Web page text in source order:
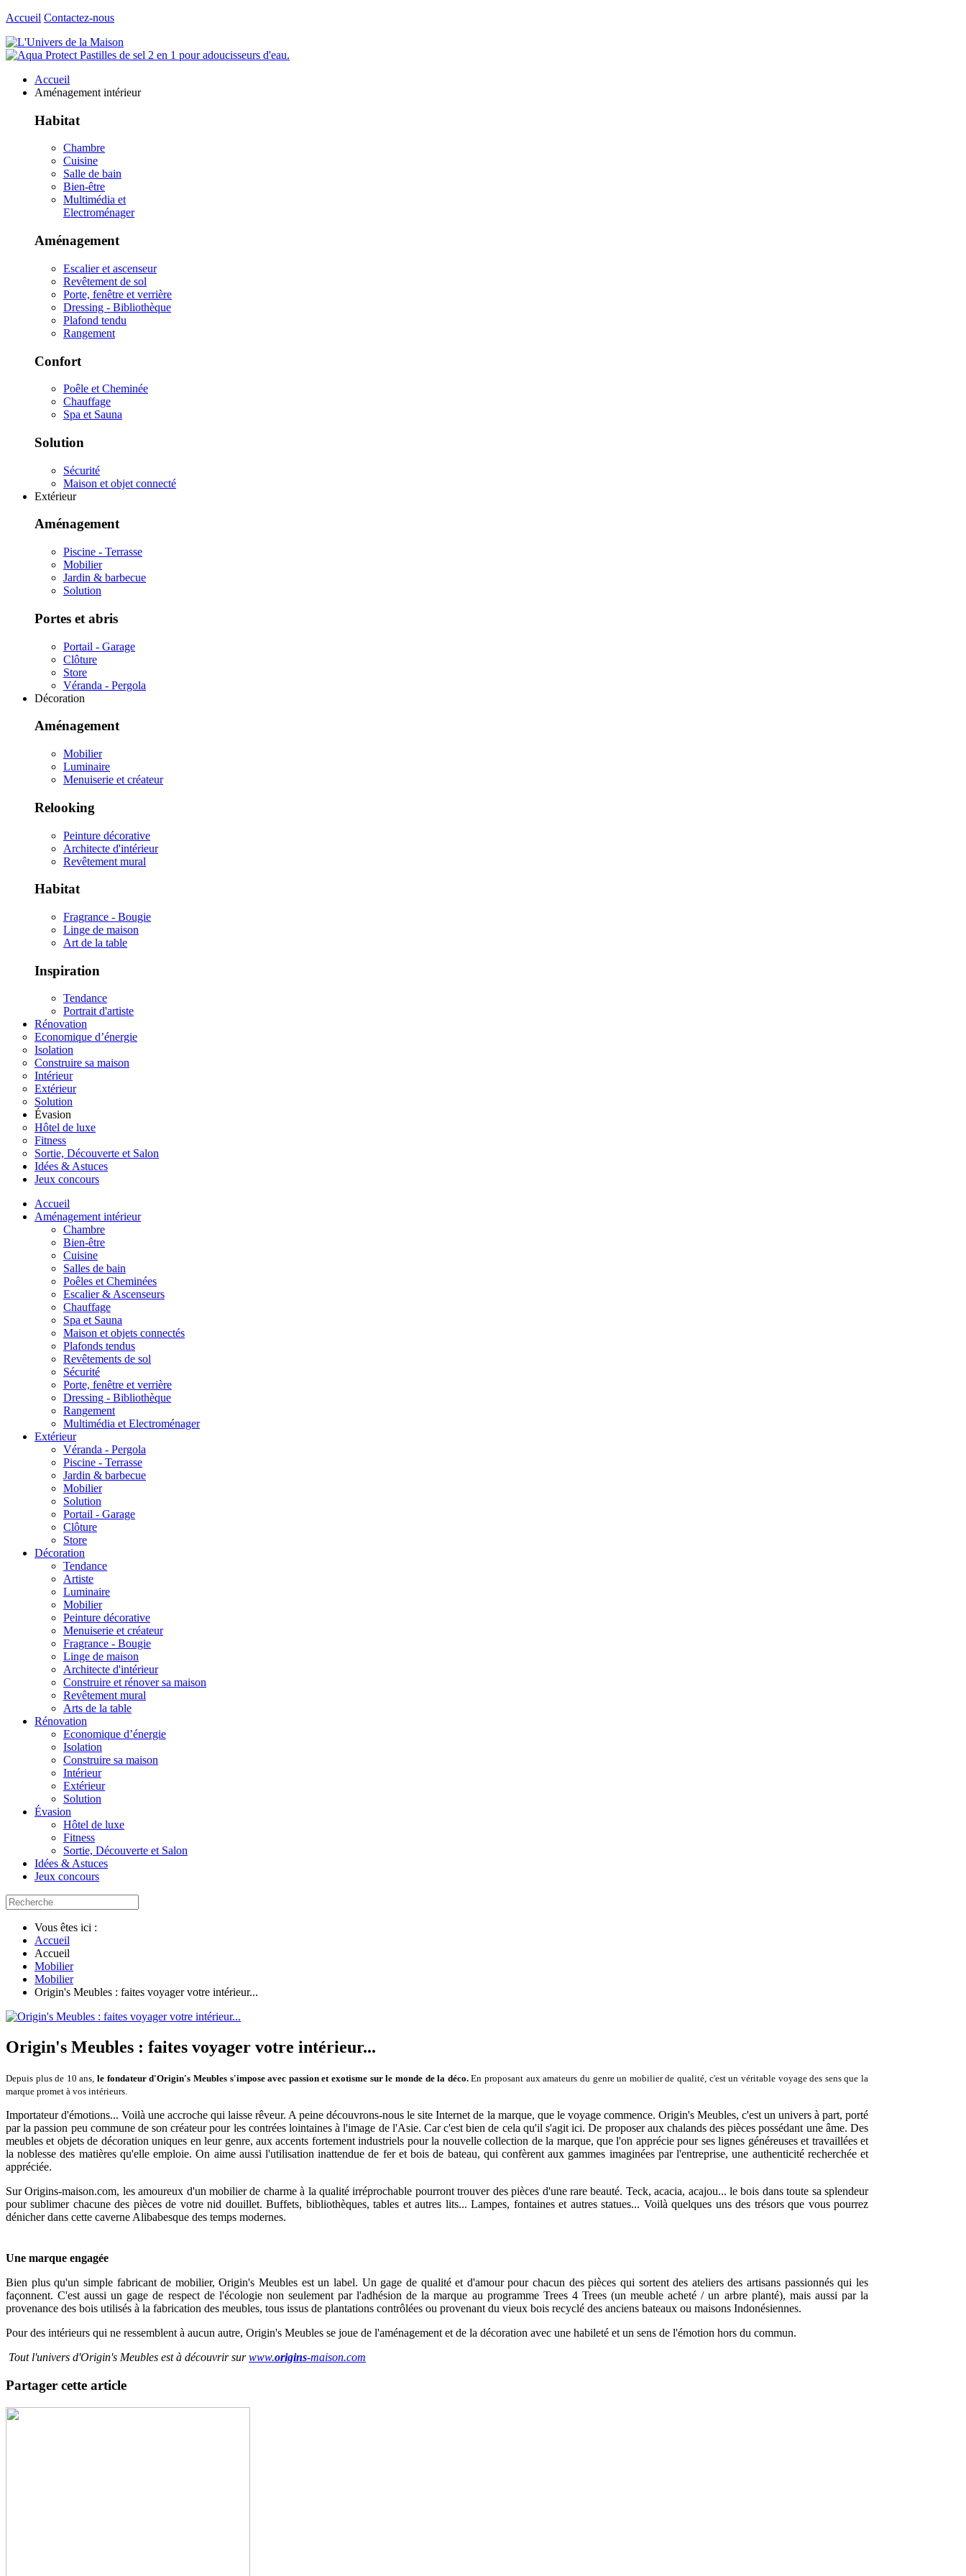
Accueil Contactez-nous
Accueil
Aménagement intérieur
Habitat
Chambre
Cuisine
Salle de bain
Bien-être
Multimédia et
Electroménager
Aménagement
Escalier et ascenseur
Revêtement de sol
Porte, fenêtre et verrière
Dressing - Bibliothèque
Plafond tendu
Rangement
Confort
Poêle et Cheminée
Chauffage
Spa et Sauna
Solution
Sécurité
Maison et objet connecté
Extérieur
Aménagement
Piscine - Terrasse
Mobilier
Jardin & barbecue
Solution
Portes et abris
Portail - Garage
Clôture
Store
Véranda - Pergola
Décoration
Aménagement
Mobilier
Luminaire
Menuiserie et créateur
Relooking
Peinture décorative
Architecte d'intérieur
Revêtement mural
Habitat
Fragrance - Bougie
Linge de maison
Art de la table
Inspiration
Tendance
Portrait d'artiste
Rénovation
Economique d’énergie
Isolation
Construire sa maison
Intérieur
Extérieur
Solution
Évasion
Hôtel de luxe
Fitness
Sortie, Découverte et Salon
Idées & Astuces
Jeux concours
Accueil
Aménagement intérieur
Chambre
Bien-être
Cuisine
Salles de bain
Poêles et Cheminées
Escalier & Ascenseurs
Chauffage
Spa et Sauna
Maison et objets connectés
Plafonds tendus
Revêtements de sol
Sécurité
Porte, fenêtre et verrière
Dressing - Bibliothèque
Rangement
Multimédia et Electroménager
Extérieur
Véranda - Pergola
Piscine - Terrasse
Jardin & barbecue
Mobilier
Solution
Portail - Garage
Clôture
Store
Décoration
Tendance
Artiste
Luminaire
Mobilier
Peinture décorative
Menuiserie et créateur
Fragrance - Bougie
Linge de maison
Architecte d'intérieur
Construire et rénover sa maison
Revêtement mural
Arts de la table
Rénovation
Economique d’énergie
Isolation
Construire sa maison
Intérieur
Extérieur
Solution
Évasion
Hôtel de luxe
Fitness
Sortie, Découverte et Salon
Idées & Astuces
Jeux concours
Vous êtes ici :
Accueil
Accueil
Mobilier
Mobilier
Origin's Meubles : faites voyager votre intérieur...
Origin's Meubles : faites voyager votre intérieur...
Depuis plus de 10 ans,le fondateurd'Origin's Meubles s'impose avec passion et exotisme sur le monde de la déco.En proposant aux amateurs du genre un mobilier de qualité, c'est un véritable voyage des sens que la
marque promet à vos intérieurs.
Importateur d'émotions... Voilà une accroche qui laisse rêveur. A peine découvrons-nous le site Internet de la marque, que le voyage commence. Origin's Meubles, c'est un univers à part, porté
par la passion peu commune de son créateur pour les contrées lointaines à l'image de l'Asie. Car c'est bien de cela qu'il s'agit ici. De proposer aux chalands des pièces possédant une âme. Des
meubles et objets de décoration uniques en leur genre, aux accents fortement industriels pour la nouvelle collection de la marque, que l'on apprécie pour ses lignes généreuses et travaillées et
la noblesse des matières qu'elle emploie. On aime aussi l'utilisation inattendue de fer et bois de bateau, qui confèrent aux gammes imaginées par l'entreprise, une authenticité recherchée et
appréciée.
Sur Origins-maison.com, les amoureux d'un mobilier de charme à la qualité irréprochable pourront trouver des pièces d'une rare beauté. Teck, acacia, acajou... le bois dans toute sa splendeur
pour sublimer chacune des pièces de votre nid douillet. Buffets, bibliothèques, tables et autres lits... Lampes, fontaines et autres statues... Voilà quelques uns des trésors que vous pourrez
dénicher dans cette caverne Alibabesque des temps modernes.
Une marque engagée
Bien plus qu'un simple fabricant de mobilier, Origin's Meubles est un label. Un gage de qualité et d'amour pour chacun des pièces qui sortent des ateliers des artisans passionnés qui les
façonnent. C'est aussi un gage de respect de l'écologie non seulement par l'adhésion de la marque au programme Trees 4 Trees (un meuble acheté / un arbre planté), mais aussi par la
provenance des bois utilisés à la fabrication des meubles, tous issus de plantations contrôlées ou provenant du vieux bois recyclé des anciens bateaux ou maisons Indonésiennes.
Pour des intérieurs qui ne ressemblent à aucun autre, Origin's Meubles se joue de l'aménagement et de la décoration avec une habileté et un sens de l'émotion hors du commun.
Tout l'univers d'Origin's Meubles est à découvrir surwww.origins-maison.com
Partager cette article